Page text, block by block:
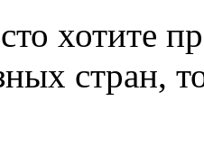
хотите
стран,